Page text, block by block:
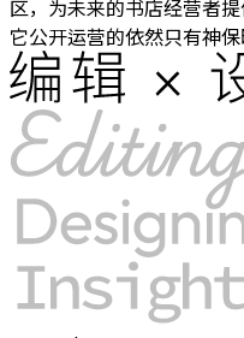
区，为未来的书店经营者
它公开运营的依然只有神